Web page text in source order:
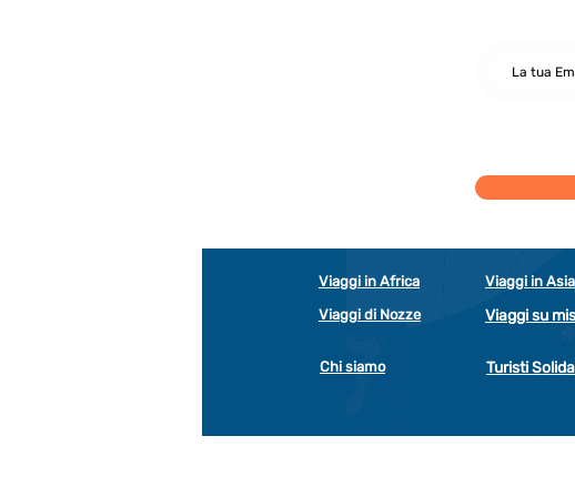
Viaggi in Africa Viaggi in Asia
Viaggi di Nozze
Viaggi su
Chi siamo Turisti